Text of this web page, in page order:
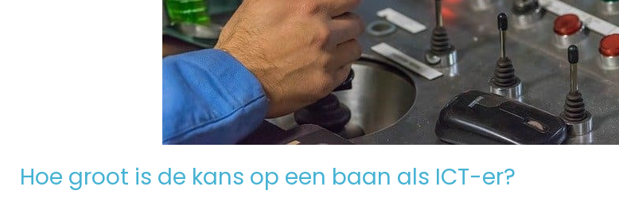
Hoe groot is de kans op een baan als ICT-er?